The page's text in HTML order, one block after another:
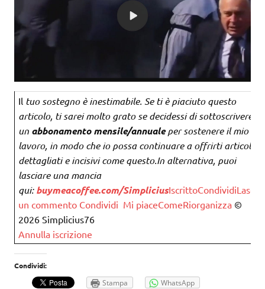
Il tuo sostegno è inestimabile. Se ti è piaciuto questo
articolo, ti sarei molto grato se decidessi di sottoscrivere
un abbonamento mensile/annualeper sostenere il mio
lavoro, in modo che io possa continuare a offrirti articoli
dettagliati e incisivi come questo.In alternativa, puoi
lasciare una mancia
qui:buymeacoffee.com/SimpliciusIscrittoCondividiLascia
un commento Condividi Mi piaceComeRiorganizza ©
2026 Simplicius76
Annulla iscrizione
Condividi:
Stampa
WhatsApp